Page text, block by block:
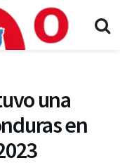
una
en